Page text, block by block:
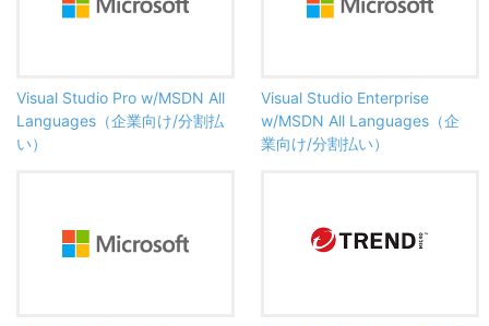
Visual Studio Pro w/MSDN All
Languages（企業向け/分割払
い）
Visual Studio Enterprise
w/MSDN All Languages（企
業向け/分割払い）